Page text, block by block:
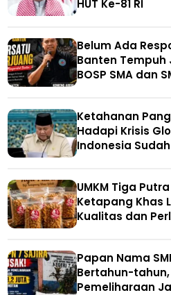
HUT Ke-81 RI
Belum Ada
Banten Tempuh
BOSP SMA dan
Ketahanan
Hadapi Krisis
Indonesia
UMKM Tiga
Ketapang Khas
Kualitas dan
Papan Nama
Bertahun-
Pemeliharaan